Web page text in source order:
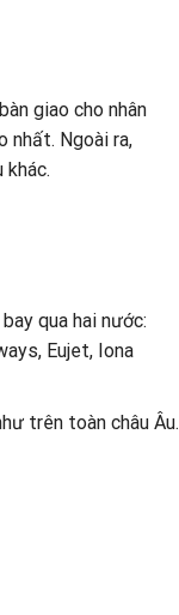
giao cho nhân
nhất. Ngoài ra,
khác.
qua hai nước:
Eujet, Iona
trên toàn châu Âu.